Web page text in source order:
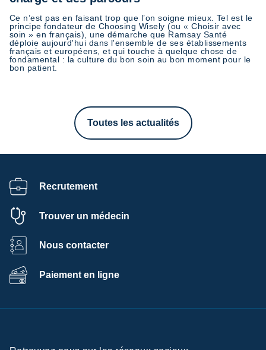
Ce n’est pas en faisant trop que l’on soigne mieux. Tel est le
principe fondateur de Choosing Wisely (ou « Choisir avec
soin » en français), une démarche que Ramsay Santé
déploie aujourd'hui dans l'ensemble de ses établissements
français et européens, et qui touche à quelque chose de
fondamental : la culture du bon soin au bon moment pour le
bon patient.
Toutes les actualités
Recrutement
Trouver un médecin
Nous contacter
Paiement en ligne